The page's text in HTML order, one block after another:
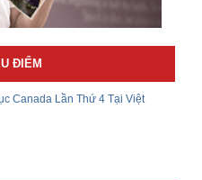
ĐIỂM
Canada Lần Thứ 4 Tại Việt